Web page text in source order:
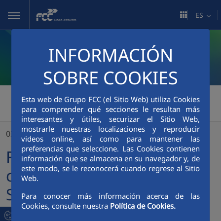
Saltar al contenido principal
INFORMACIÓN
SOBRE COOKIES
Esta web de Grupo FCC (el Sitio Web) utiliza Cookies
para comprender qué secciones le resultan más
interesantes y útiles, securizar el Sitio Web,
mostrarle nuestras localizaciones y reproducir
videos online, así como para mantener las
preferencias que seleccione. Las Cookies contienen
información que se almacena en su navegador y, de
este modo, se le reconocerá cuando regrese al Sitio
Web.
Para conocer más información acerca de las
Cookies, consulte nuestra Política de Cookies.
ES
FCC Medio Ambiente >
FCC Medio Ambiente celebra una Jornada de Solidaridad y Compromiso con Ucrania
03/03/2023
FCC Medio Ambiente
celebra una Jornada de
Solidaridad y Compromiso
con Ucrania